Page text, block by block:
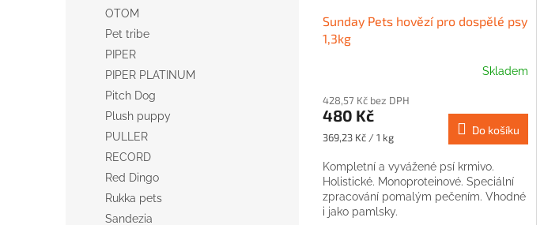
OTOM
Pet tribe
PIPER
PIPER PLATINUM
Pitch Dog
Plush puppy
PULLER
RECORD
Red Dingo
Rukka pets
Sandezia
Sunday Pets hovězí pro dospělé psy
1,3kg
Skladem
428,57 Kč bez DPH
480 Kč
Měrná
369,23 Kč / 1 kg
Do košíku
Kompletní a vyvážené psí krmivo.
Holistické. Monoproteinové. Speciální
zpracování pomalým pečením. Vhodné
i jako pamlsky.